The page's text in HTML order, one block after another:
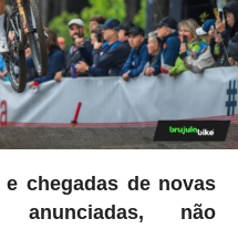
chegadas de novas
anunciadas, não